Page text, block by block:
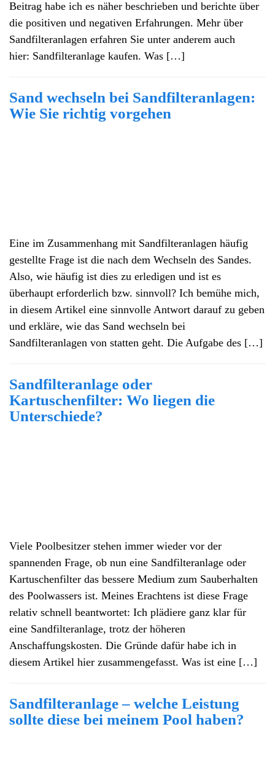
Beitrag habe ich es näher beschrieben und berichte über
die positiven und negativen Erfahrungen. Mehr über
Sandfilteranlagen erfahren Sie unter anderem auch
hier: Sandfilteranlage kaufen. Was […]
Sand wechseln bei Sandfilteranlagen:
Wie Sie richtig vorgehen
Eine im Zusammenhang mit Sandfilteranlagen häufig
gestellte Frage ist die nach dem Wechseln des Sandes.
Also, wie häufig ist dies zu erledigen und ist es
überhaupt erforderlich bzw. sinnvoll? Ich bemühe mich,
in diesem Artikel eine sinnvolle Antwort darauf zu geben
und erkläre, wie das Sand wechseln bei
Sandfilteranlagen von statten geht. Die Aufgabe des […]
Sandfilteranlage oder
Kartuschenfilter: Wo liegen die
Unterschiede?
Viele Poolbesitzer stehen immer wieder vor der
spannenden Frage, ob nun eine Sandfilteranlage oder
Kartuschenfilter das bessere Medium zum Sauberhalten
des Poolwassers ist. Meines Erachtens ist diese Frage
relativ schnell beantwortet: Ich plädiere ganz klar für
eine Sandfilteranlage, trotz der höheren
Anschaffungskosten. Die Gründe dafür habe ich in
diesem Artikel hier zusammengefasst. Was ist eine […]
Sandfilteranlage – welche Leistung
sollte diese bei meinem Pool haben?